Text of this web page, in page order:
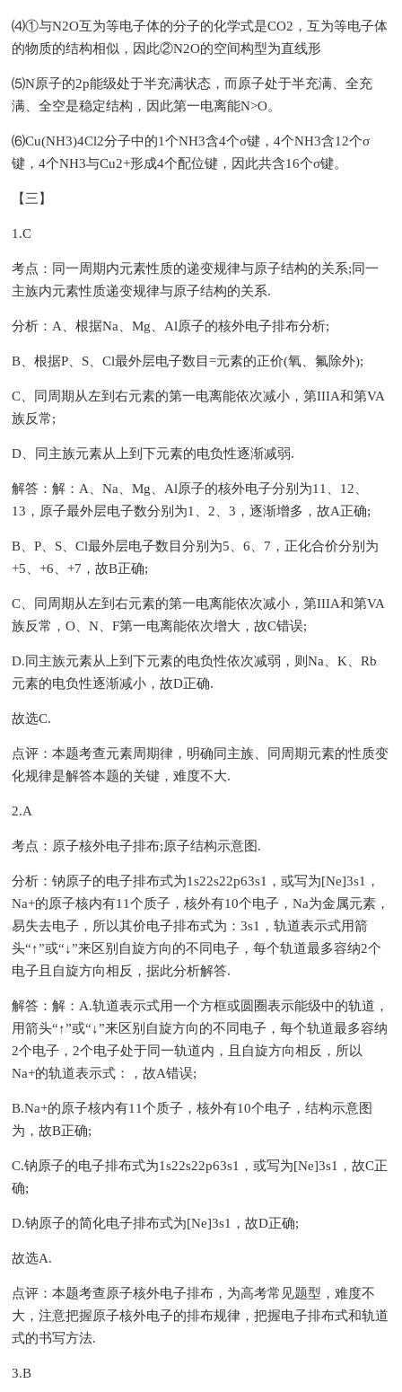
⑷①与N2O互为等电子体的分子的化学式是CO2，互为等电子体
的物质的结构相似，因此②N2O的空间构型为直线形
⑸N原子的2p能级处于半充满状态，而原子处于半充满、全充
满、全空是稳定结构，因此第一电离能N>O。
⑹Cu(NH3)4Cl2分子中的1个NH3含4个σ键，4个NH3含12个σ
键，4个NH3与Cu2+形成4个配位键，因此共含16个σ键。
【三】
1.C
考点：同一周期内元素性质的递变规律与原子结构的关系;同一
主族内元素性质递变规律与原子结构的关系.
分析：A、根据Na、Mg、Al原子的核外电子排布分析;
B、根据P、S、Cl最外层电子数目=元素的正价(氧、氟除外);
C、同周期从左到右元素的第一电离能依次减小，第IIIA和第VA
族反常;
D、同主族元素从上到下元素的电负性逐渐减弱.
解答：解：A、Na、Mg、Al原子的核外电子分别为11、12、
13，原子最外层电子数分别为1、2、3，逐渐增多，故A正确;
B、P、S、Cl最外层电子数目分别为5、6、7，正化合价分别为
+5、+6、+7，故B正确;
C、同周期从左到右元素的第一电离能依次减小，第IIIA和第VA
族反常，O、N、F第一电离能依次增大，故C错误;
D.同主族元素从上到下元素的电负性依次减弱，则Na、K、Rb
元素的电负性逐渐减小，故D正确.
故选C.
点评：本题考查元素周期律，明确同主族、同周期元素的性质变
化规律是解答本题的关键，难度不大.
2.A
考点：原子核外电子排布;原子结构示意图.
分析：钠原子的电子排布式为1s22s22p63s1，或写为[Ne]3s1，
Na+的原子核内有11个质子，核外有10个电子，Na为金属元素，
易失去电子，所以其价电子排布式为：3s1，轨道表示式用箭
头“↑”或“↓”来区别自旋方向的不同电子，每个轨道最多容纳2个
电子且自旋方向相反，据此分析解答.
解答：解：A.轨道表示式用一个方框或圆圈表示能级中的轨道，
用箭头“↑”或“↓”来区别自旋方向的不同电子，每个轨道最多容纳
2个电子，2个电子处于同一轨道内，且自旋方向相反，所以
Na+的轨道表示式：，故A错误;
B.Na+的原子核内有11个质子，核外有10个电子，结构示意图
为，故B正确;
C.钠原子的电子排布式为1s22s22p63s1，或写为[Ne]3s1，故C正
确;
D.钠原子的简化电子排布式为[Ne]3s1，故D正确;
故选A.
点评：本题考查原子核外电子排布，为高考常见题型，难度不
大，注意把握原子核外电子的排布规律，把握电子排布式和轨道
式的书写方法.
3.B